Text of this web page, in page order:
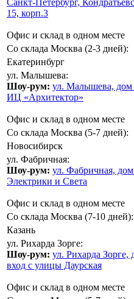
Санкт-Петербург,
15, корп.3
Офис и склад в одном месте
Со склада Москва (2-3 дней):
Екатеринбург
ул. Малышева:
Шоу-рум: ул. Малышева, дом
ИЦ «Архитектор»
Офис и склад в одном месте
Со склада Москва (5-7 дней):
Новосибирск
ул. Фабричная:
Шоу-рум: ул. Фабричная,
Электрики и Света
Офис и склад в одном месте
Со склада Москва (7-10 дней):
Казань
ул. Рихарда Зорге:
Шоу-рум: ул. Рихарда Зорге,
вход с улицы Даурская
Офис и склад в одном месте